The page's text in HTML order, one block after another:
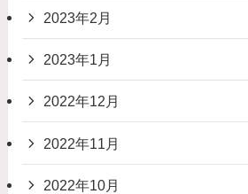
2023年2月
2023年1月
2022年12月
2022年11月
2022年10月